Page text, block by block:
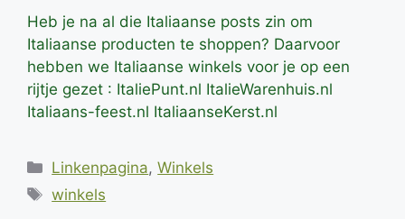
Heb je na al die Italiaanse posts zin om
Italiaanse producten te shoppen? Daarvoor
hebben we Italiaanse winkels voor je op een
rijtje gezet : ItaliePunt.nl ItalieWarenhuis.nl
Italiaans-feest.nl ItaliaanseKerst.nl
Categorieën
Linkenpagina,Winkels
Tags
winkels